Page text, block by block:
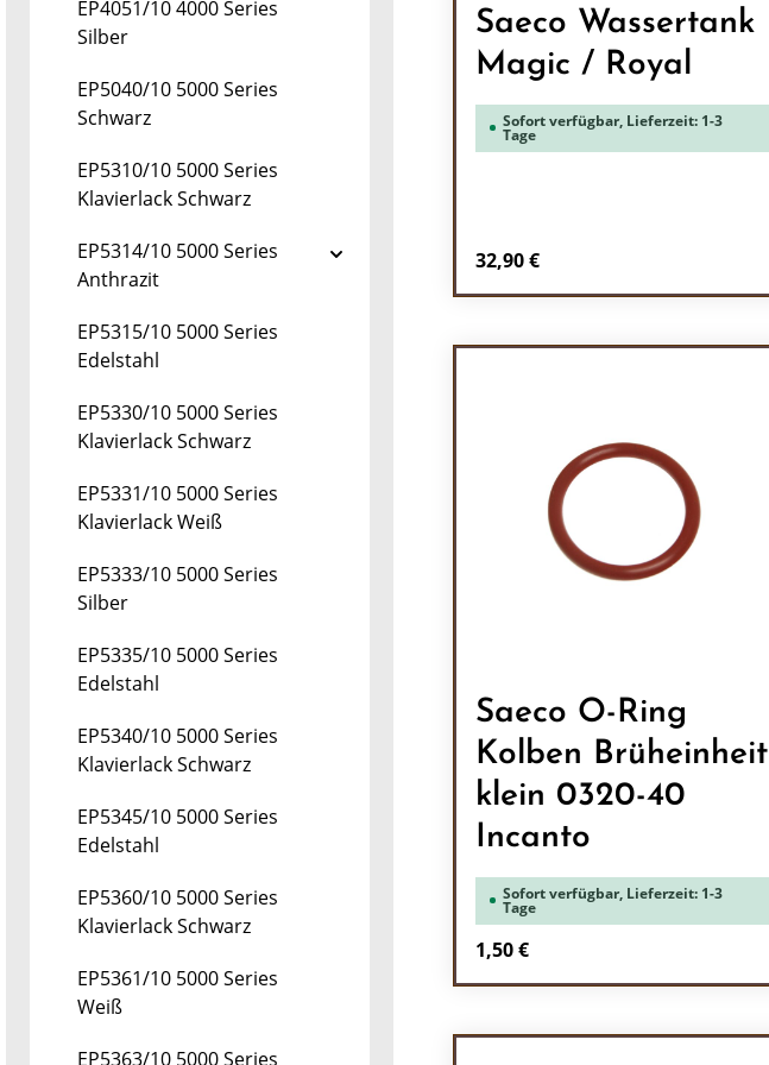
EP4051/10 4000 Series
Silber
EP5040/10 5000 Series
Schwarz
EP5310/10 5000 Series
Klavierlack Schwarz
EP5314/10 5000 Series
Anthrazit
EP5315/10 5000 Series
Edelstahl
EP5330/10 5000 Series
Klavierlack Schwarz
EP5331/10 5000 Series
Klavierlack Weiß
EP5333/10 5000 Series
Silber
EP5335/10 5000 Series
Edelstahl
EP5340/10 5000 Series
Klavierlack Schwarz
EP5345/10 5000 Series
Edelstahl
EP5360/10 5000 Series
Klavierlack Schwarz
EP5361/10 5000 Series
Weiß
EP5363/10 5000 Series
Saeco Wassertank
Magic / Royal
Sofort verfügbar, Lieferzeit: 1-3
Tage
Regulärer Preis:
32,90 €
Saeco O-Ring
Kolben Brüheinheit
klein 0320-40
Incanto
Sofort verfügbar, Lieferzeit: 1-3
Tage
Regulärer Preis:
1,50 €